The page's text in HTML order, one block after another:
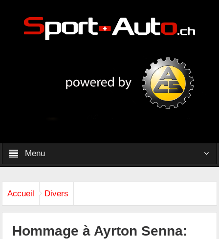
Menu
Accueil Divers
Hommage à Ayrton Senna: